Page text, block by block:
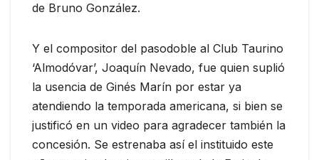
de Bruno González.
Y el compositor del pasodoble al Club Taurino
‘Almodóvar’, Joaquín Nevado, fue quien suplió
la usencia de Ginés Marín por estar ya
atendiendo la temporada americana, si bien se
justificó en un video para agradecer también la
concesión. Se estrenaba así el instituido este